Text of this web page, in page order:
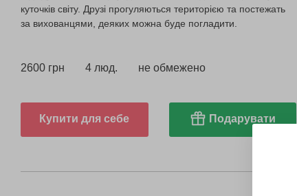
куточків світу. Друзі прогуляються територією та постежать
за вихованцями, деяких можна буде погладити.
2600 грн 4 люд. не обмежено
Купити для себе Подарувати